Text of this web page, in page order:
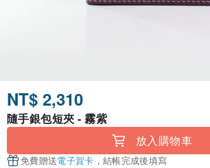
NT$ 2,310
隨手銀包短夾 - 霧紫
放入購物車
免費贈送電子賀卡 ，結帳完成後填寫